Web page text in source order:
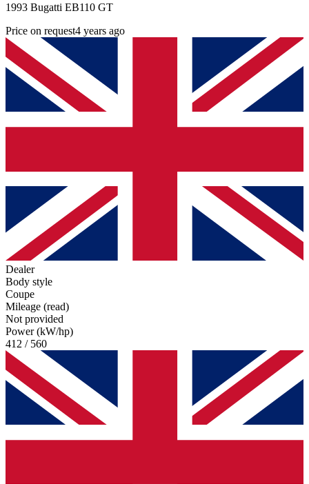
1993 Bugatti EB110 GT
Price on request4 years ago
Dealer
Body style
Coupe
Mileage (read)
Not provided
Power (kW/hp)
412 / 560